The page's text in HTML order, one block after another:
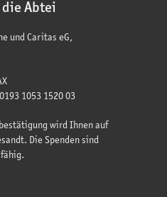
Abtei
und Caritas eG,
1053 1520 03
wird Ihnen auf
Die Spenden sind